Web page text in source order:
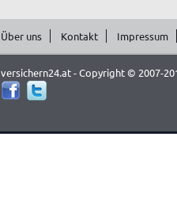
Über uns Kontakt Impressum
versichern24.at - Copyright © 2007-